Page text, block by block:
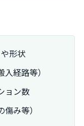
形状
経路等）
ョン数
み等）